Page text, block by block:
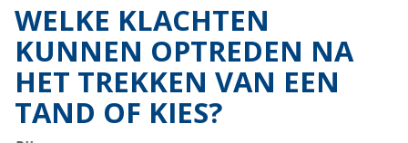
WELKE KLACHTEN
KUNNEN OPTREDEN NA
HET TREKKEN VAN EEN
TAND OF KIES?